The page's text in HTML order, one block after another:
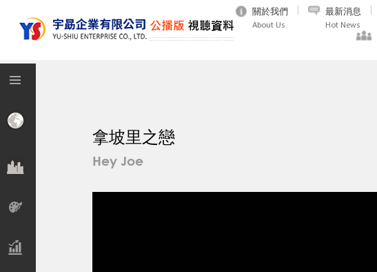
關於我們
About Us
最新消息
Hot News
拿坡里之戀
Hey Joe